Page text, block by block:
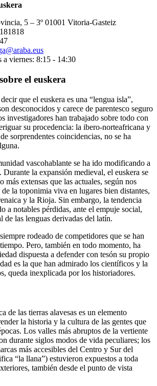
5 – 3º 01001 Vitoria-Gasteiz
a viernes: 8:15 - 14:30
el euskera
que el euskera es una “lengua isla”,
desconocidos y carece de parentesco seguro
investigadores han trabajado sobre todo con
su procedencia: la ibero-norteafricana y
sorprendentes coincidencias, no se ha
vascohablante se ha ido modificando a
la expansión medieval, el euskera se
más extensas que las actuales, según nos
la toponimia viva en lugares bien distantes,
y la Rioja. Sin embargo, la tendencia
a notables pérdidas, ante el empuje social,
las lenguas derivadas del latín.
rodeado de competidores que se han
Pero, también en todo momento, ha
dispuesta a defender con tesón su propio
es la que han admirado los científicos y la
queda inexplicada por los historiadores.
de las tierras alavesas es un elemento
la historia y la cultura de las gentes que
Los valles más abruptos de la vertiente
durante siglos modos de vida peculiares; los
más accesibles del Centro y Sur del
“la llana”) estuvieron expuestos a toda
también desde el punto de vista